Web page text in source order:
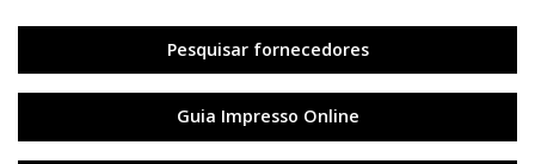
Pesquisar fornecedores
Guia Impresso Online